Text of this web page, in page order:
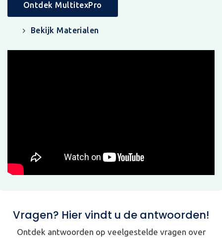
Ontdek MultitexPro
Bekijk Materialen
Vragen? Hier vindt u de antwoorden!
Ontdek antwoorden op veelgestelde vragen over